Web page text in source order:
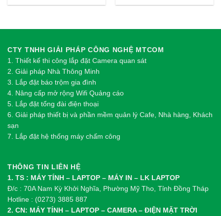
CTY TNHH GIẢI PHÁP CÔNG NGHỆ MTCOM
1. Thiết kế thi công lắp đặt Camera quan sát
2. Giải pháp Nhà Thông Minh
3. Lắp đặt báo trộm gia đình
4. Nâng cấp mở rộng Wifi Quảng cáo
5. Lắp đặt tổng đài điện thoại
6. Giải pháp thiết bị và phần mềm quản lý Cafe, Nhà hàng, Khách
sạn
7. Lắp đặt hệ thống máy chấm công
THÔNG TIN LIÊN HỆ
1. TS : MÁY TÍNH – LAPTOP – MÁY IN – LK LAPTOP
Đ/c : 70A Nam Kỳ Khởi Nghĩa, Phường Mỹ Tho, Tỉnh Đồng Tháp
Hotline : (0273) 3885 887
2. CN: MÁY TÍNH – LAPTOP – CAMERA – ĐIỆN MẶT TRỜI